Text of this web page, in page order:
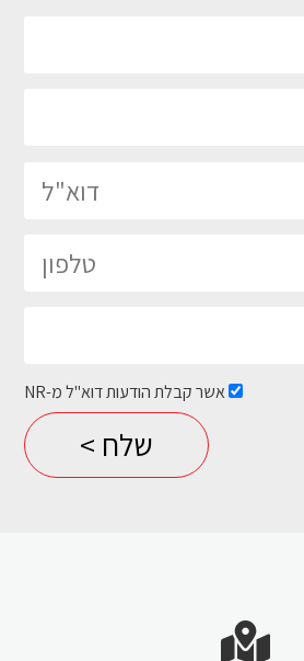
אשר קבלת הודעות דוא"ל מ-NR
leave this field empty.